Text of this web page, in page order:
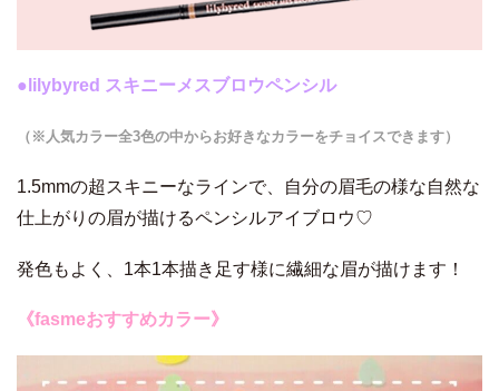
● lilybyred スキニーメスブロウペンシル
（※人気カラー全3色の中からお好きなカラーをチョイスできます）
1.5mmの超スキニーなラインで、自分の眉毛の様な自然な
仕上がりの眉が描けるペンシルアイブロウ♡
発色もよく、1本1本描き足す様に繊細な眉が描けます！
《fasmeおすすめカラー》